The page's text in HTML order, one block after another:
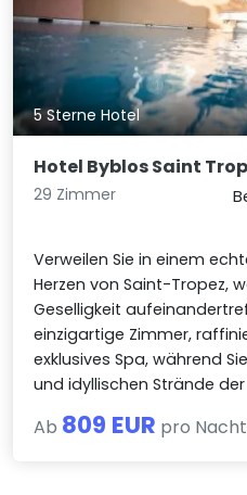
5 Sterne Hotel
Hotel Byblos Saint
29 Zimmer
Verweilen Sie in einem
Herzen von Saint-Tropez,
Geselligkeit
einzigartige Zimmer,
exklusives Spa, während
und idyllischen Strände
Ab 809 EUR pro Nacht